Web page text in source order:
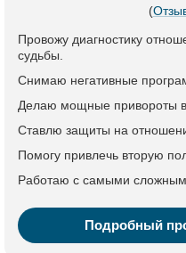
(
Провожу диагностику
судьбы.
Снимаю негативные
Делаю мощные привороты в
Ставлю защиты на
Помогу привлечь вторую
Работаю с самыми
Подробный